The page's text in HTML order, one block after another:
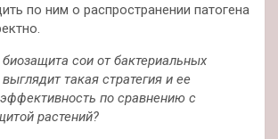
по ним о распространении патогена
сои от бактериальных
такая стратегия и ее
по сравнению с
растений?